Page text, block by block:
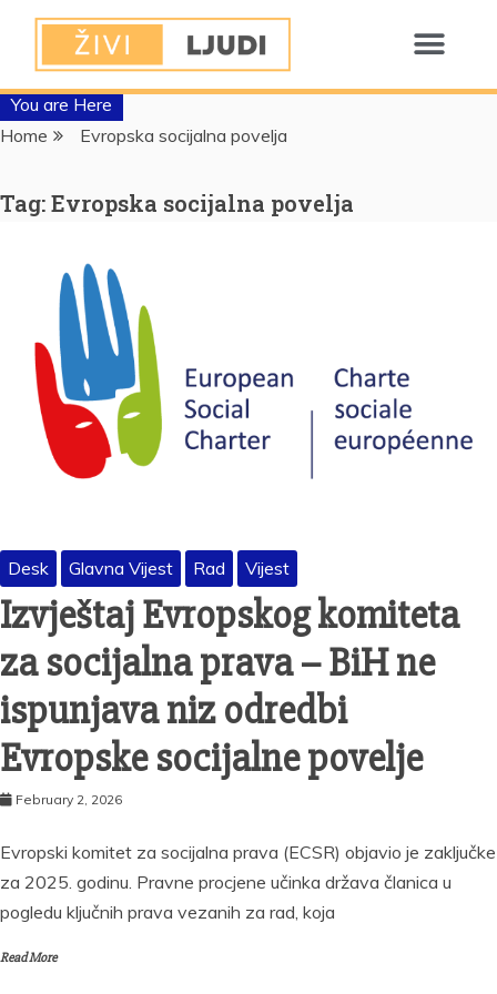
You are Here
Home
Evropska socijalna povelja
Tag:Evropska socijalna povelja
Desk Glavna Vijest Rad Vijest
Izvještaj Evropskog komiteta
za socijalna prava – BiH ne
ispunjava niz odredbi
Evropske socijalne povelje
February 2, 2026
Evropski komitet za socijalna prava (ECSR) objavio je zaključke
za 2025. godinu. Pravne procjene učinka država članica u
pogledu ključnih prava vezanih za rad, koja
Read More